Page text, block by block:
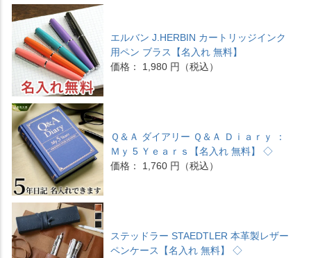
エルバン J.HERBIN カートリッジインク
用ペン ブラス【名入れ 無料】
価格： 1,980 円（税込）
Ｑ＆Ａ ダイアリー Ｑ＆Ａ Ｄｉａｒｙ ：
Ｍｙ 5 Ｙｅａｒｓ【名入れ 無料】 ◇
価格： 1,760 円（税込）
ステッドラー STAEDTLER 本革製レザー
ペンケース【名入れ 無料】 ◇